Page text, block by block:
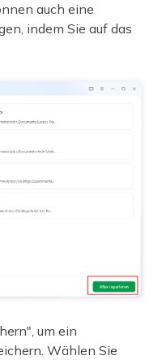
auch eine
indem Sie auf das
um ein
Wählen Sie